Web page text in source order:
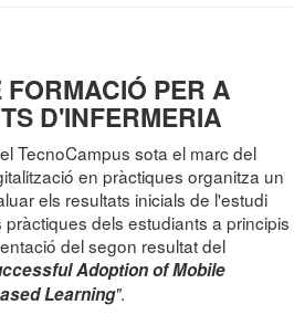
PER A
D'INFERMERIA
TecnoCampus sota el marc del
en pràctiques organitza un
els resultats inicials de l'estudi
dels estudiants a principis
del segon resultat del
Adoption of Mobile
Learning".